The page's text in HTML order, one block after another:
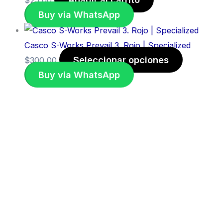
Buy via WhatsApp
Casco S-Works Prevail 3. Rojo | Specialized
$300,00
Seleccionar opciones
Buy via WhatsApp